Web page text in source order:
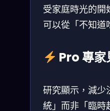
受家庭時光的開
可以從「不知道
Pro 專家
研究顯示，減少
統」而非「臨時